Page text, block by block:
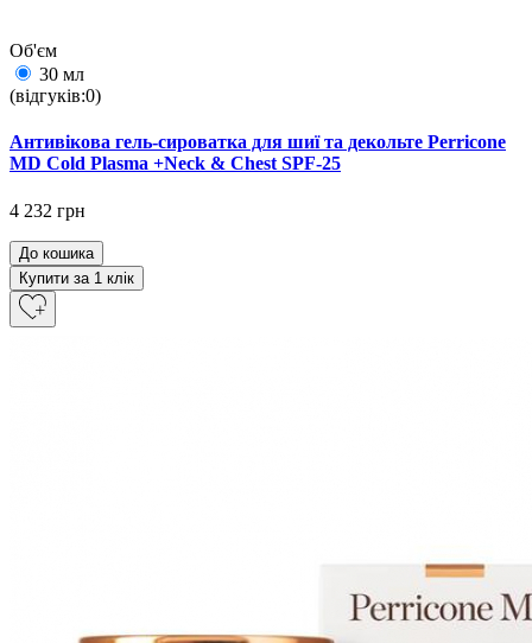
Об'єм
30 мл
(відгуків:0)
Антивікова гель-сироватка для шиї та декольте Perricone
MD Cold Plasma +Neck & Chest SPF-25
4 232 грн
До кошика
Купити за 1 клiк